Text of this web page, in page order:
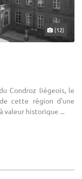
(12)
Condroz liégeois, le
cette région d'une
valeur historique ...